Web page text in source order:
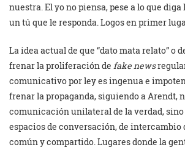
nuestra. El yo no piensa, pese a lo que
un tú que le responda. Logos en primer
La idea actual de que “dato mata relato” o
frenar la proliferación de fake news
comunicativo por ley es ingenua e
frenar la propaganda, siguiendo a Arendt,
comunicación unilateral de la verdad, sino
espacios de conversación, de intercambio
común y compartido. Lugares donde la